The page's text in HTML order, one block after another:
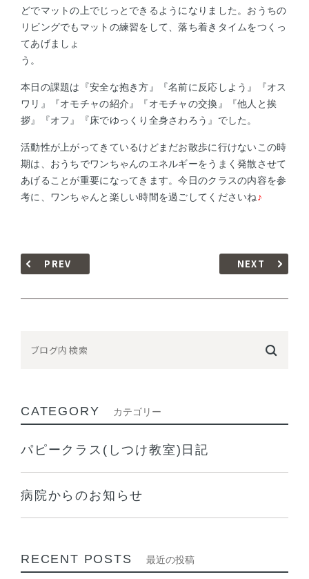
どでマットの上でじっとできるようになりました。 おうちの
リビングでもマットの練習をして、落ち着きタイムをつくっ
てあげましょ
う
本日の課題は『安全な抱き方』『名前に反応しよう』『オス
ワリ』『オモチャの紹介』『オモチャの交換』『他人と挨
拶』『オフ』『床でゆっくり全身さわろう』でした。
活動性が上がってきているけどまだお散歩に行けないこの時
期は、おうちでワンちゃんのエネルギーをうまく発散させて
あげることが重要になってきます。今日のクラスの内容を参
考に、ワンちゃんと楽しい時間を過ごしてくださいね♪
PREV NEXT
CATEGORY カテゴリー
パピークラス(しつけ教室)日記
病院からのお知らせ
RECENT POSTS 最近の投稿